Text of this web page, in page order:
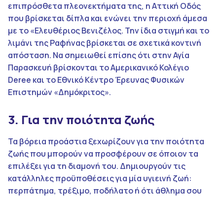
επιπρόσθετα πλεονεκτήματα της, η Αττική Οδός
που βρίσκεται δίπλα και ενώνει την περιοχή άμεσα
με το «Ελευθέριος Βενιζέλος. Την ίδια στιγμή και το
λιμάνι της Ραφήνας βρίσκεται σε σχετικά κοντινή
απόσταση. Να σημειωθεί επίσης ότι στην Αγία
Παρασκευή βρίσκονται το Αμερικανικό Κολέγιο
Deree και το Εθνικό Κέντρο Έρευνας Φυσικών
Επιστημών «Δημόκριτος».
3. Για την ποιότητα ζωής
Τα βόρεια προάστια ξεχωρίζουν για την ποιότητα
ζωής που μπορούν να προσφέρουν σε όποιον τα
επιλέξει για τη διαμονή του. Δημιουργούν τις
κατάλληλες προϋποθέσεις για μία υγιεινή ζωή:
περπάτημα, τρέξιμο, ποδήλατο ή ότι άθλημα σου